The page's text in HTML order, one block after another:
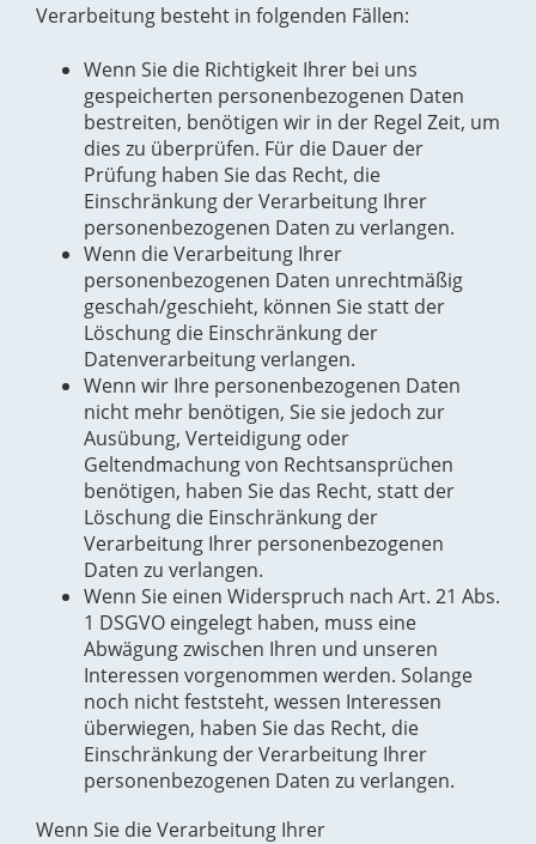
Verarbeitung besteht in folgenden Fällen:
Wenn Sie die Richtigkeit Ihrer bei uns
gespeicherten personenbezogenen Daten
bestreiten, benötigen wir in der Regel Zeit, um
dies zu überprüfen. Für die Dauer der
Prüfung haben Sie das Recht, die
Einschränkung der Verarbeitung Ihrer
personenbezogenen Daten zu verlangen.
Wenn die Verarbeitung Ihrer
personenbezogenen Daten unrechtmäßig
geschah/geschieht, können Sie statt der
Löschung die Einschränkung der
Datenverarbeitung verlangen.
Wenn wir Ihre personenbezogenen Daten
nicht mehr benötigen, Sie sie jedoch zur
Ausübung, Verteidigung oder
Geltendmachung von Rechtsansprüchen
benötigen, haben Sie das Recht, statt der
Löschung die Einschränkung der
Verarbeitung Ihrer personenbezogenen
Daten zu verlangen.
Wenn Sie einen Widerspruch nach Art. 21 Abs.
1 DSGVO eingelegt haben, muss eine
Abwägung zwischen Ihren und unseren
Interessen vorgenommen werden. Solange
noch nicht feststeht, wessen Interessen
überwiegen, haben Sie das Recht, die
Einschränkung der Verarbeitung Ihrer
personenbezogenen Daten zu verlangen.
Wenn Sie die Verarbeitung Ihrer